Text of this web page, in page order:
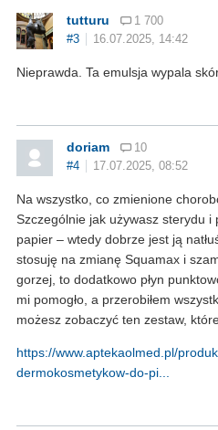
tutturu
1 700
#3
16.07.2025, 14:42
Nieprawda. Ta emulsja wypala
doriam
10
#4
17.07.2025, 08:52
Na wszystko, co zmienione
Szczególnie jak używasz sterydu i
papier – wtedy dobrze jest ją
stosuję na zmianę Squamax i
gorzej, to dodatkowo płyn
mi pomogło, a przerobiłem
możesz zobaczyć ten zestaw,
https://www.aptekaolmed.pl/
dermokosmetykow-do-pi...